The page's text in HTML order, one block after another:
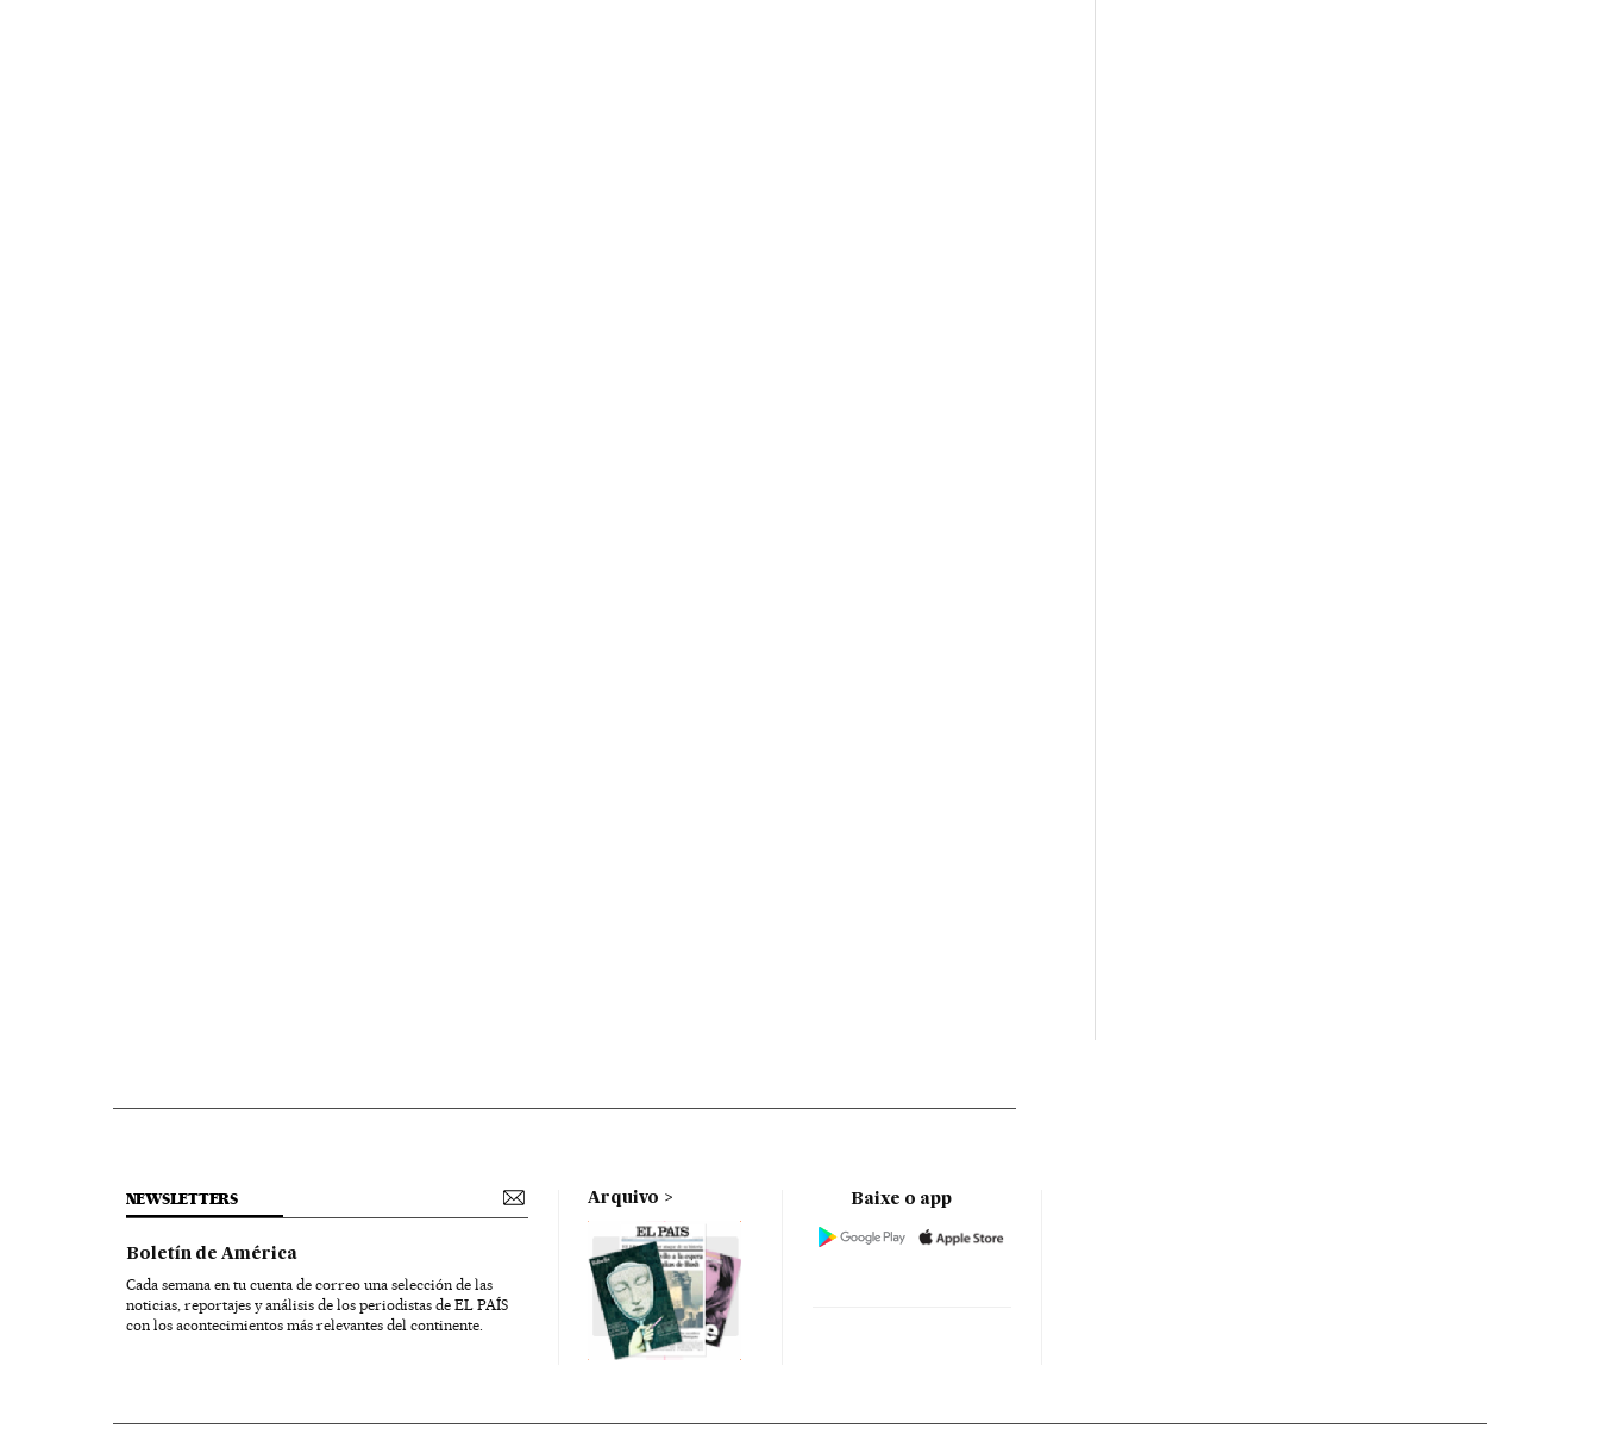
NEWSLETTERS
Boletín de América
Cada semana en tu cuenta de correo una selección de las
noticias, reportajes y análisis de los periodistas de EL PAÍS
con los acontecimientos más relevantes del continente.
Arquivo Baixe o app